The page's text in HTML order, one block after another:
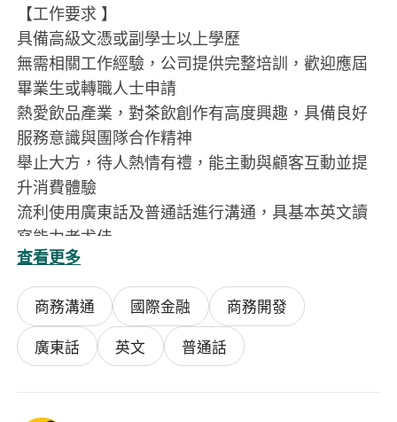
【工作要求 】
具備高級文憑或副學士以上學歷
無需相關工作經驗，公司提供完整培訓，歡迎應屆
畢業生或轉職人士申請
熱愛飲品產業，對茶飲創作有高度興趣，具備良好
服務意識與團隊合作精神
舉止大方，待人熱情有禮，能主動與顧客互動並提
升消費體驗
流利使用廣東話及普通話進行溝通，具基本英文讀
寫能力者尤佳
查看更多
商務溝通 國際金融
商務開發
廣東話
英文 普通話